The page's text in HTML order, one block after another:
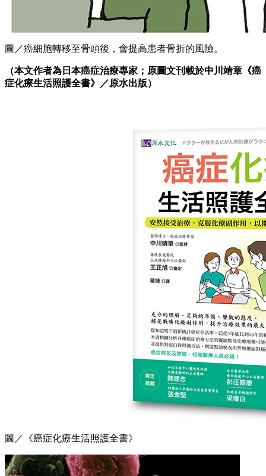
圖／癌細胞轉移至骨頭後，會提高患者骨折的風險。
（本文作者為日本癌症治療專家；原圖文刊載於中川靖章《癌
症化療生活照護全書》／原水出版）
圖／《癌症化療生活照護全書》